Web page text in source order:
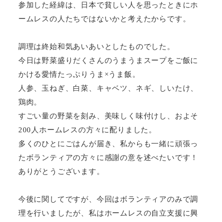
参加した経緯は、日本で貧しい人を思ったときにホ
ームレスの人たちではないかと考えたからです。
調理は終始和気あいあいとしたものでした。
今日は野菜盛りだくさんのうまうまスープをご飯に
かける愛情たっぷりうま×うま飯。
人参、玉ねぎ、白菜、キャベツ、ネギ、しいたけ、
鶏肉。
すごい量の野菜を刻み、美味しく味付けし、およそ
200 人ホームレスの方々に配りました。
多くのひとにごはんが届き、私からも一緒に頑張っ
たボランティアの方々に感謝の意を述べたいです！
ありがとうございます。
今後に関してですが、今回はボランティアのみで調
理を行いましたが、私はホームレスの自立支援に興